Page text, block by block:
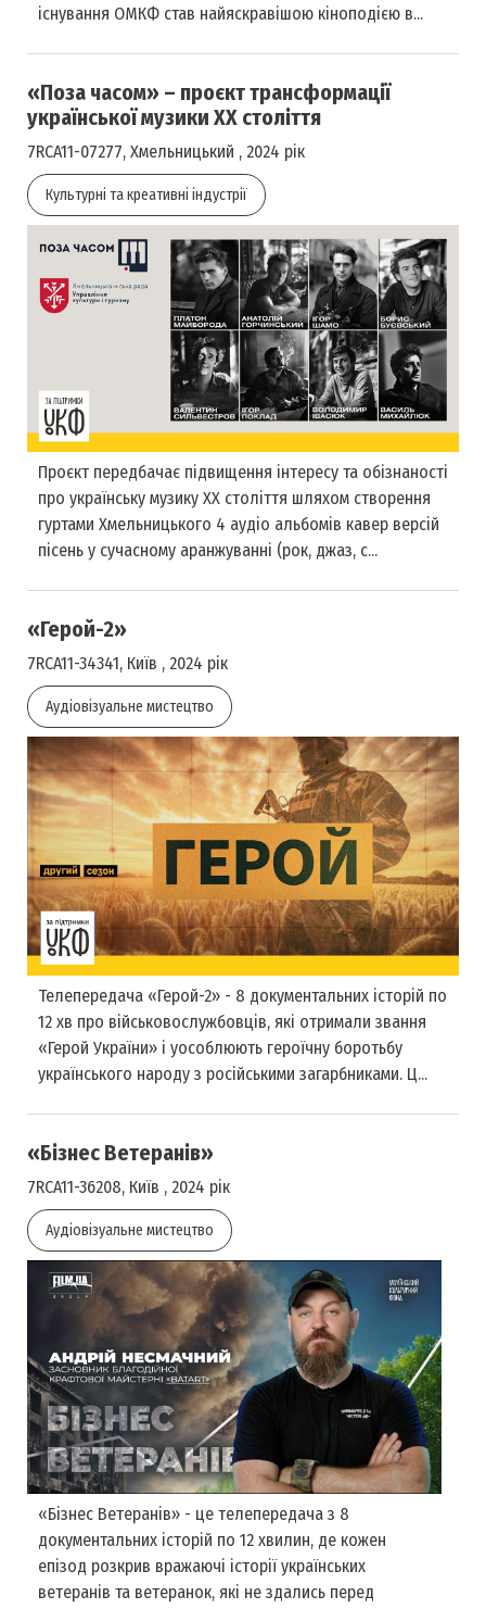
існування ОМКФ став найяскравішою кіноподією в...
«Поза часом» – проєкт трансформації
української музики ХХ століття
7RCA11-07277, Хмельницький , 2024 рік
Культурні та креативні індустрії
Проєкт передбачає підвищення інтересу та обізнаності
про українську музику ХХ століття шляхом створення
гуртами Хмельницького 4 аудіо альбомів кавер версій
пісень у сучасному аранжуванні (рок, джаз, с...
«Герой-2»
7RCA11-34341, Київ , 2024 рік
Аудіовізуальне мистецтво
Телепередача «Герой-2» - 8 документальних історій по
12 хв про військовослужбовців, які отримали звання
«Герой України» і уособлюють героїчну боротьбу
українського народу з російськими загарбниками. Ц...
«Бізнес Ветеранів»
7RCA11-36208, Київ , 2024 рік
Аудіовізуальне мистецтво
«Бізнес Ветеранів» - це телепередача з 8
документальних історій по 12 хвилин, де кожен
епізод розкрив вражаючі історії українських
ветеранів та ветеранок, які не здались перед